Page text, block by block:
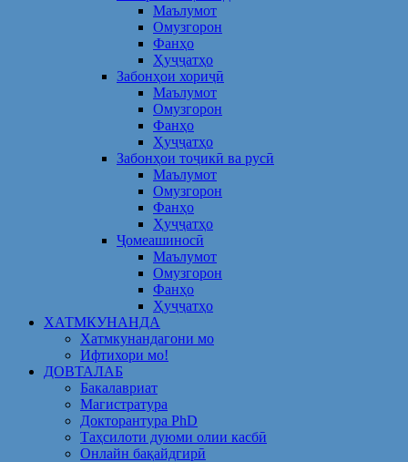
Маълумот
Омузгорон
Фанҳо
Ҳуҷҷатҳо
Забонҳои хориҷӣ
Маълумот
Омузгорон
Фанҳо
Ҳуҷҷатҳо
Забонҳои тоҷикӣ ва русӣ
Маълумот
Омузгорон
Фанҳо
Ҳуҷҷатҳо
Ҷомеашиносӣ
Маълумот
Омузгорон
Фанҳо
Ҳуҷҷатҳо
ХАТМКУНАНДА
Хатмкунандагони мо
Ифтихори мо!
ДОВТАЛАБ
Бакалавриат
Магистратура
Докторантура PhD
Таҳсилоти дуюми олии касбӣ
Онлайн бақайдгирӣ